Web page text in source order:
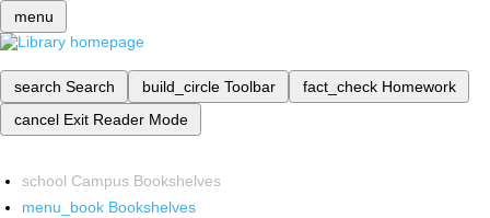
menu
search Search build_circle Toolbar fact_check Homework
cancel Exit Reader Mode
school Campus Bookshelves
menu_book Bookshelves